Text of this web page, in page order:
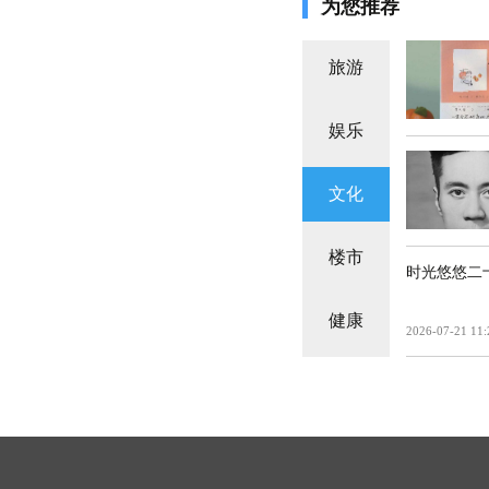
为您推荐
旅游
娱乐
文化
楼市
健康
时光悠悠二
2026-07-21